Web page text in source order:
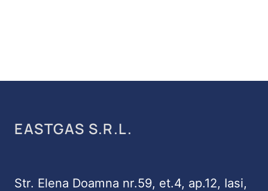
EASTGAS S.R.L.
Str. Elena Doamna nr.59, et.4, ap.12, Iasi,